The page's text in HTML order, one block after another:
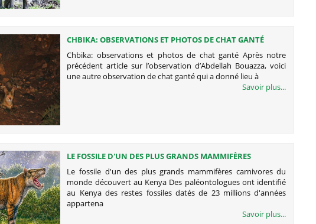
CHBIKA: OBSERVATIONS ET PHOTOS DE CHAT GANTÉ
Chbika: observations et photos de chat ganté Après notre
précédent article sur l’observation d’Abdellah Bouazza, voici
une autre observation de chat ganté qui a donné lieu à
Savoir plus...
LE FOSSILE D'UN DES PLUS GRANDS MAMMIFÈRES
CARNIVORES DU MONDE DÉCOUVERT AU KENYA
Le fossile d'un des plus grands mammifères carnivores du
monde découvert au Kenya Des paléontologues ont identifié
au Kenya des restes fossiles datés de 23 millions d'années
appartena
Savoir plus...